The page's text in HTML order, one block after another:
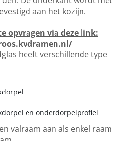
aan het kozijn.
opvragen via deze link:
heeft verschillende type
en onderdorpelprofiel
valraam aan als enkel raam